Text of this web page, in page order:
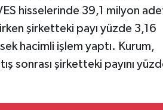
hisselerinde 39,1 milyon
şirketteki payı yüzde 3,16
hacimli işlem yaptı. Kurum,
sonrası şirketteki payını